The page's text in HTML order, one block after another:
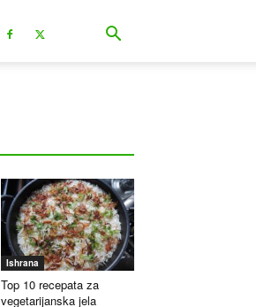
Ishrana
Top 10 recepata za
vegetarijanska jela